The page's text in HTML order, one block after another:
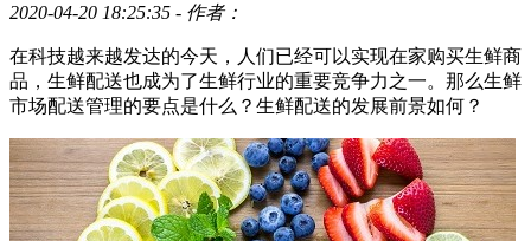
2020-04-20 18:25:35 - 作者：
在科技越来越发达的今天，人们已经可以实现在家购买生鲜商
品，生鲜配送也成为了生鲜行业的重要竞争力之一。那么生鲜
市场配送管理的要点是什么？生鲜配送的发展前景如何？